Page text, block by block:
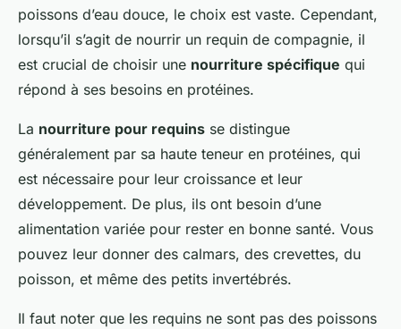
poissons d’eau douce, le choix est vaste. Cependant,
lorsqu’il s’agit de nourrir un requin de compagnie, il
est crucial de choisir une nourriture spécifique qui
répond à ses besoins en protéines.
La nourriture pour requins se distingue
généralement par sa haute teneur en protéines, qui
est nécessaire pour leur croissance et leur
développement. De plus, ils ont besoin d’une
alimentation variée pour rester en bonne santé. Vous
pouvez leur donner des calmars, des crevettes, du
poisson, et même des petits invertébrés.
Il faut noter que les requins ne sont pas des poissons